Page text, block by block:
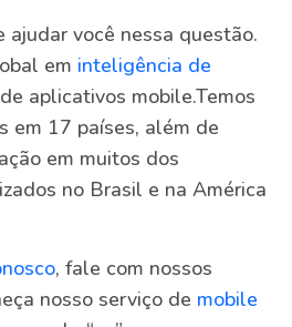
ajudar você nessa questão.
em inteligência de
aplicativos mobile.Temos
em 17 países, além de
em muitos dos
no Brasil e na América
, fale com nossos
nosso serviço de mobile